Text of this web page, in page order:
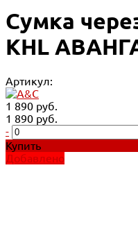
Сумка
KHL
Артикул:
1 890 руб.
1 890 руб.
-
Купить
Добавлено